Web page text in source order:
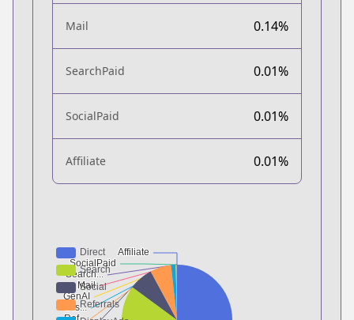
Mail 0.14%
SearchPaid 0.01%
SocialPaid 0.01%
Affiliate 0.01%